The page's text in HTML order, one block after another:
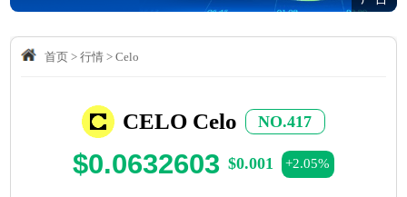
首页> 行情> Celo
CELO Celo NO.417
$0.0632603 $0.001 +2.05%